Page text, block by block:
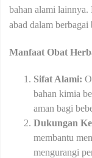
bahan alami lainnya.
abad dalam berbagai
Manfaat Obat
Sifat Alami:
bahan kimia
aman bagi
Dukungan
membantu
mengurangi